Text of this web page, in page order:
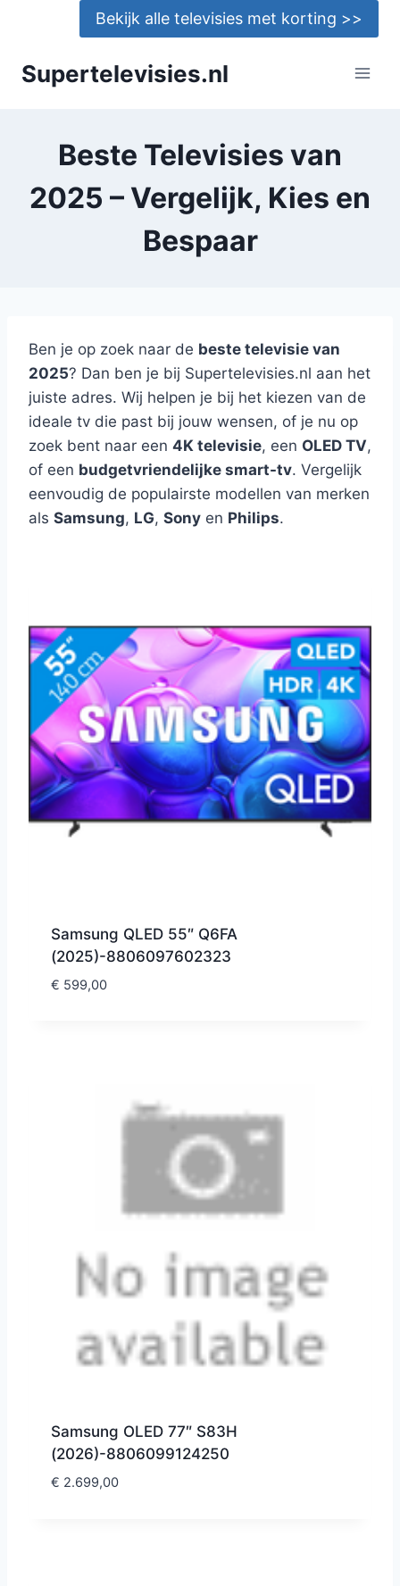
Bekijk alle televisies met korting >>
Supertelevisies.nl
Beste Televisies van
2025 – Vergelijk, Kies en
Bespaar
Ben je op zoek naar de beste televisie van
2025? Dan ben je bij Supertelevisies.nl aan het
juiste adres. Wij helpen je bij het kiezen van de
ideale tv die past bij jouw wensen, of je nu op
zoek bent naar een 4K televisie, een OLED TV,
of een budgetvriendelijke smart-tv. Vergelijk
eenvoudig de populairste modellen van merken
als Samsung, LG, Sony en Philips.
Samsung QLED 55″ Q6FA
(2025)-8806097602323
€ 599,00
Samsung OLED 77″ S83H
(2026)-8806099124250
€ 2.699,00